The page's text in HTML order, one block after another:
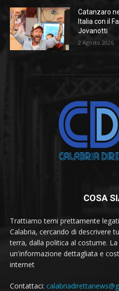
Catanzaro
Italia con il
Jovanotti
2 Agosto 2026
COSA
Trattiamo temi prettamente
Calabria, cercando di descrivere
terra, dalla politica al costume.
un'informazione dettagliata e
internet
Contattaci: